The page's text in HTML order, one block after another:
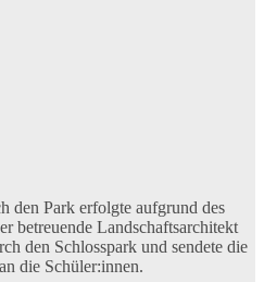
den Park erfolgte aufgrund des
betreuende Landschaftsarchitekt
den Schlosspark und sendete die
die Schüler:innen.